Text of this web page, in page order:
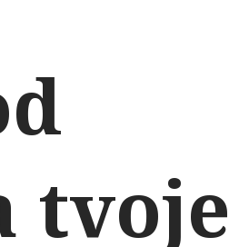
tvoje